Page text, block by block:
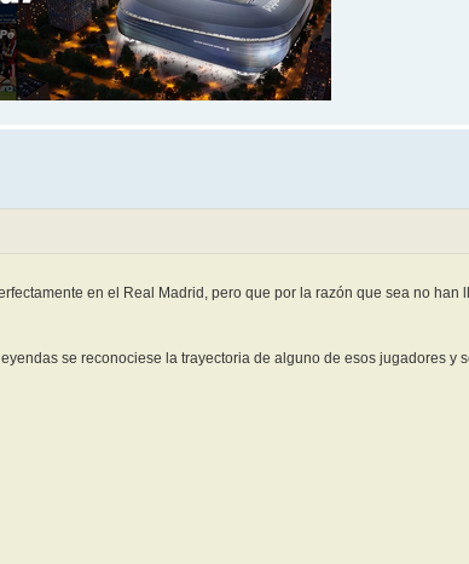
en el Real Madrid, pero que por la razón que sea no han
se reconociese la trayectoria de alguno de esos jugadores y